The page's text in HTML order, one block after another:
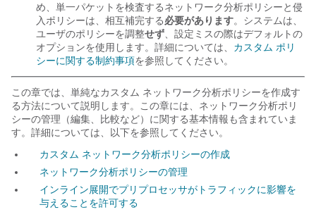
め、単一パケットを検査するネットワーク分析ポリシーと侵
入ポリシーは、相互補完する必要があります。システムは、
ユーザのポリシーを調整せず 、設定ミスの際はデフォルトの
オプションを使用します。詳細については、 カスタム ポリ
シーに関する制約事項を参照してください。
この章では、単純なカスタム ネットワーク分析ポリシーを作成す
る方法について説明します。この章には、ネットワーク分析ポリ
シーの管理（編集、比較など）に関する基本情報も含まれていま
す。詳細については、以下を参照してください。
カスタム ネットワーク分析ポリシーの作成
ネットワーク分析ポリシーの管理
インライン展開でプリプロセッサがトラフィックに影響を
与えることを許可する